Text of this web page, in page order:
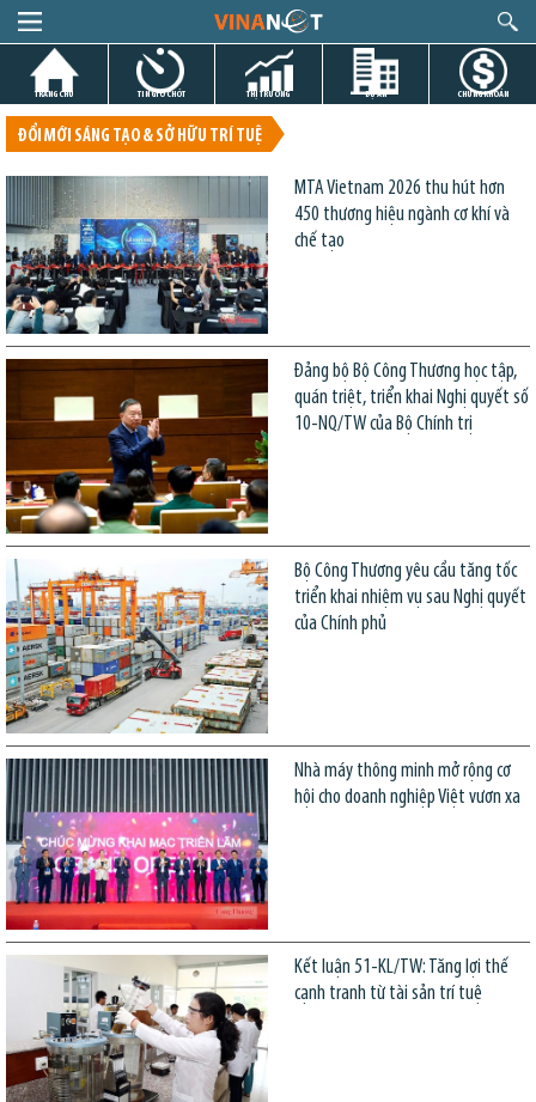
TRANG CHỦ TIN GIỜ CHÓT THỊ TRƯỜNG DỰ ÁN CHỨNG KHOÁN
ĐỔI MỚI SÁNG TẠO & SỞ HỮU TRÍ TUỆ
MTA Vietnam 2026 thu hút hơn
450 thương hiệu ngành cơ khí và
chế tạo
Đảng bộ Bộ Công Thương học tập,
quán triệt, triển khai Nghị quyết số
10-NQ/TW của Bộ Chính trị
Bộ Công Thương yêu cầu tăng tốc
triển khai nhiệm vụ sau Nghị quyết
của Chính phủ
Nhà máy thông minh mở rộng cơ
hội cho doanh nghiệp Việt vươn xa
Kết luận 51-KL/TW: Tăng lợi thế
cạnh tranh từ tài sản trí tuệ